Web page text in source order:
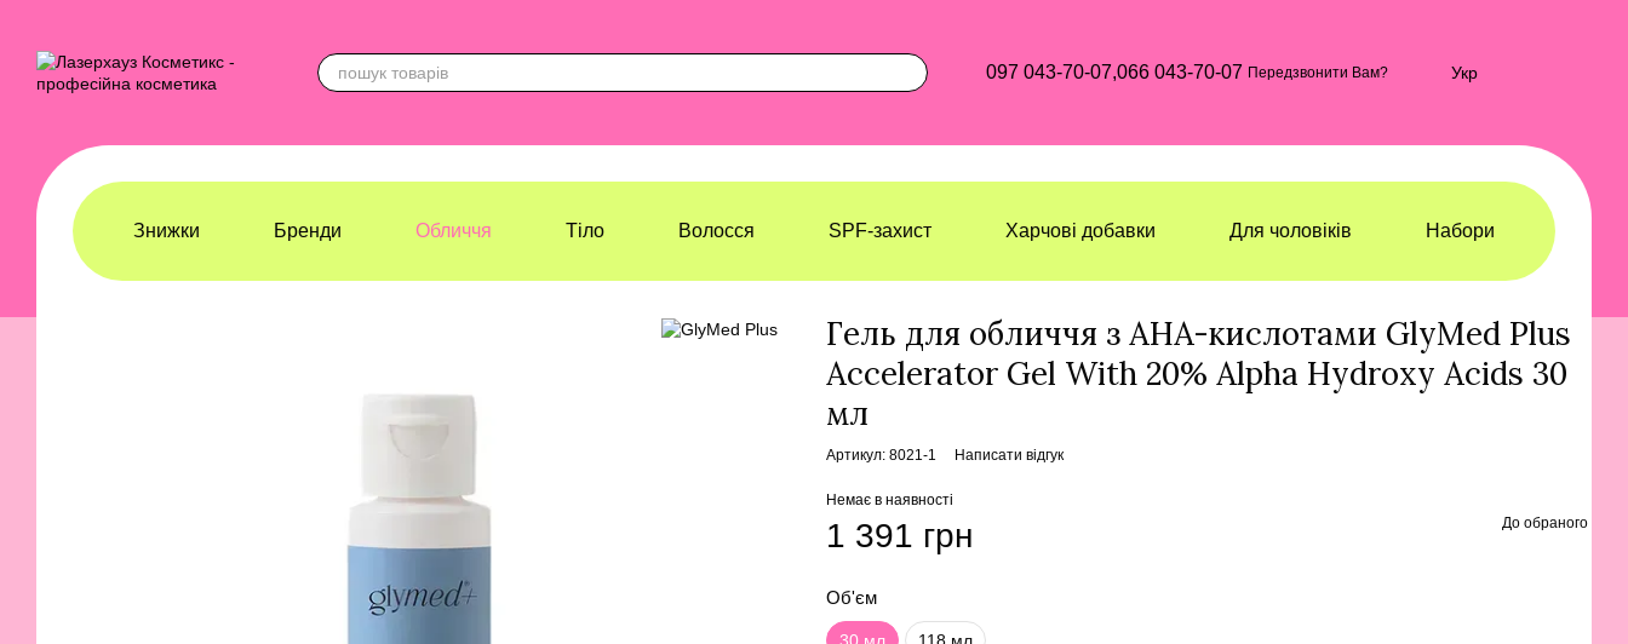
097 043-70-07,066 043-70-07 Передзвонити Вам? Укр
Знижки Бренди Обличчя Тіло Волосся SPF-захист Харчові добавки Для чоловіків Набори
Гель для обличчя з AHA-кислотами GlyMed Plus
Accelerator Gel With 20% Alpha Hydroxy Acids 30
мл
Артикул: 8021-1 Написати відгук
1 391 грн
Немає в наявності
До обраного
Об'єм